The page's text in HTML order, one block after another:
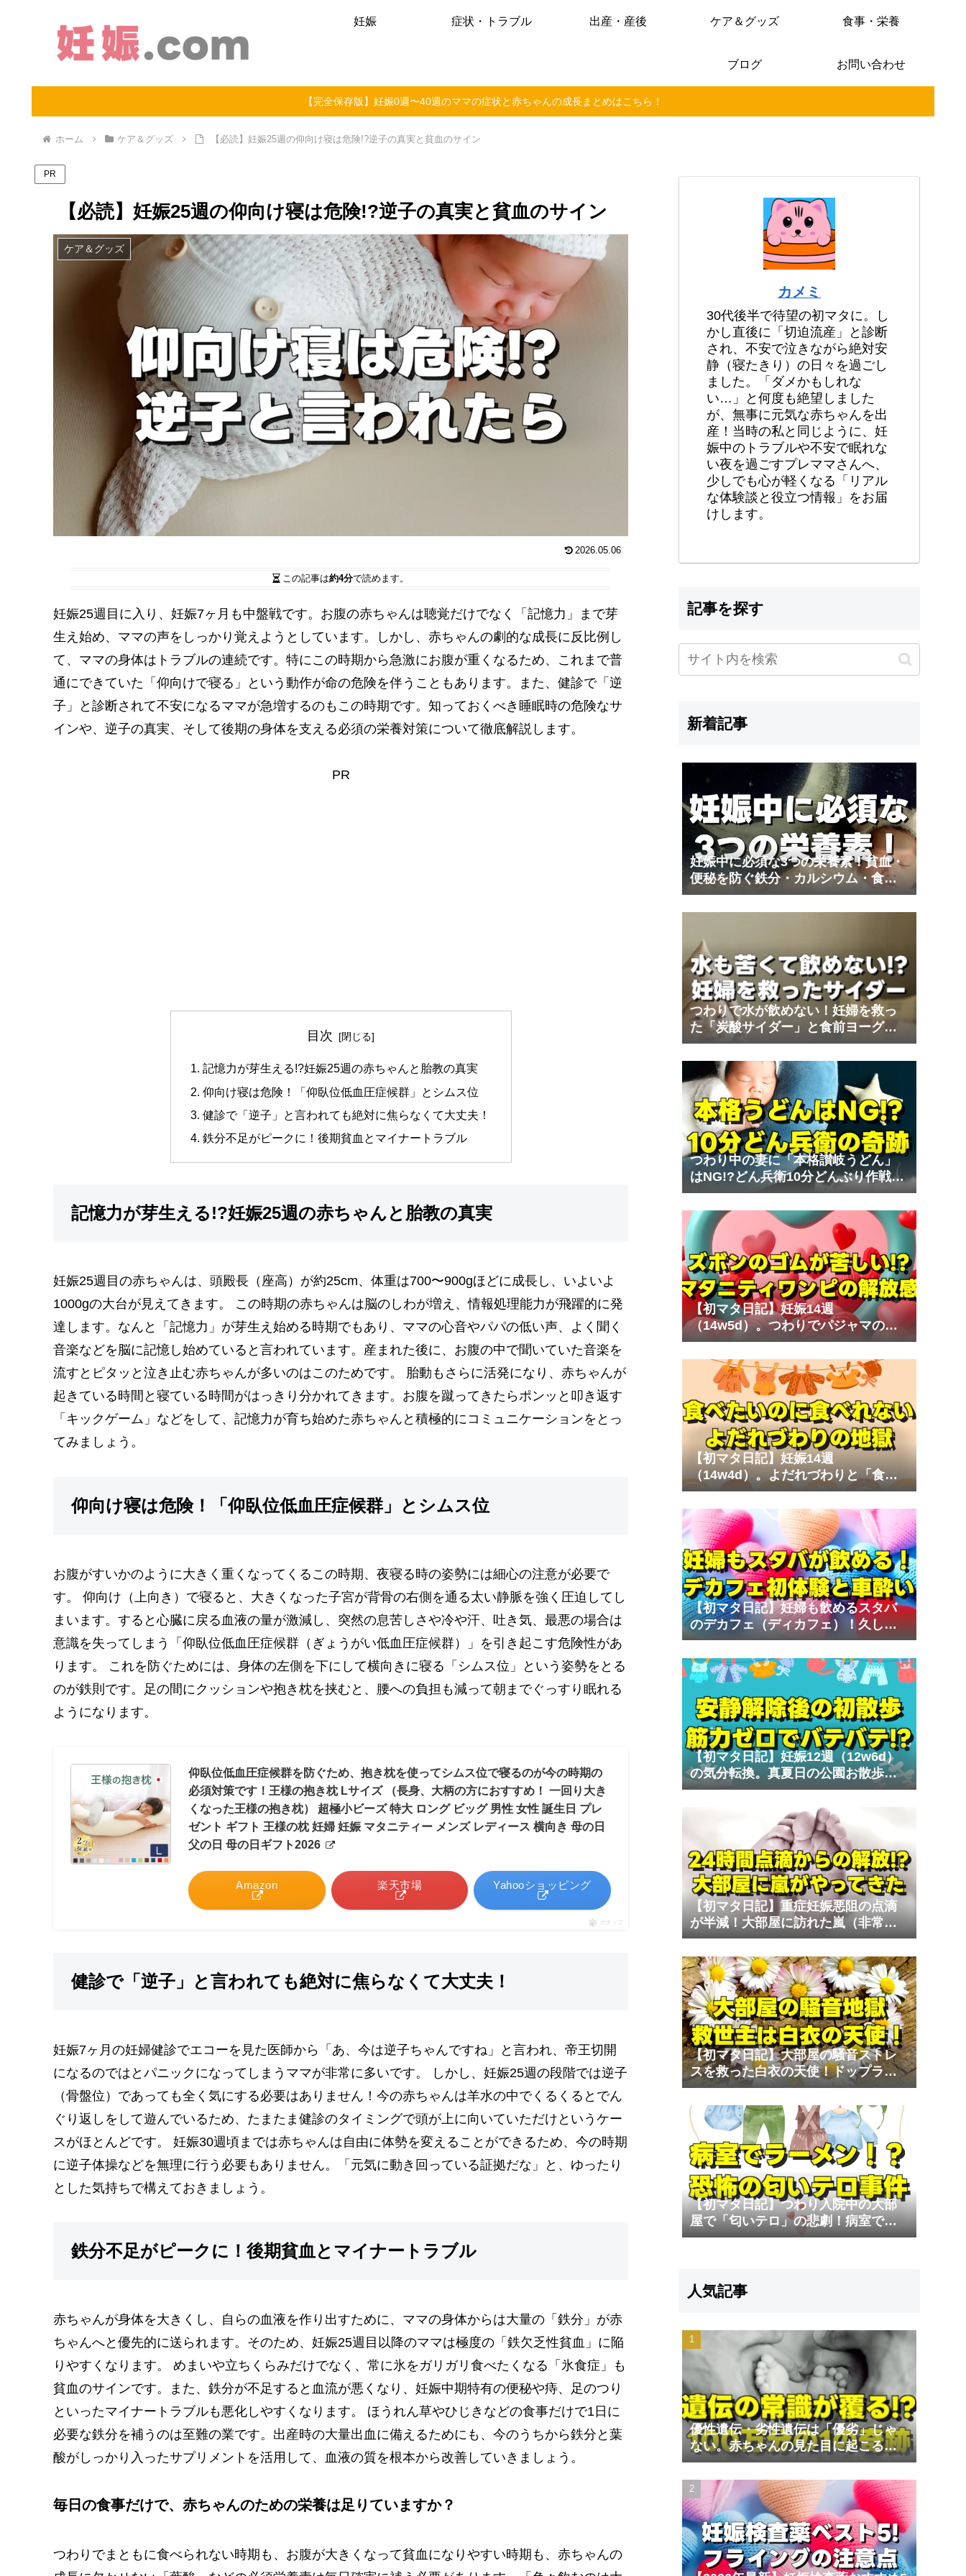
妊娠 症状・トラブル 出産・産後 ケア＆グッズ 食事・栄養
ブログ お問い合わせ
【完全保存版】妊娠0週〜40週のママの症状と赤ちゃんの成長まとめはこちら！
ホーム ケア＆グッズ 【必読】妊娠25週の仰向け寝は危険!?逆子の真実と貧血のサイン
PR
【必読】妊娠25週の仰向け寝は危険!?逆子の真実と貧血のサイン
ケア＆グッズ
2026.05.06
この記事は約4分で読めます。
妊娠25週目に入り、妊娠7ヶ月も中盤戦です。お腹の赤ちゃんは聴覚だけでなく「記憶力」まで芽
生え始め、ママの声をしっかり覚えようとしています。しかし、赤ちゃんの劇的な成長に反比例し
て、ママの身体はトラブルの連続です。特にこの時期から急激にお腹が重くなるため、これまで普
通にできていた「仰向けで寝る」という動作が命の危険を伴うこともあります。また、健診で「逆
子」と診断されて不安になるママが急増するのもこの時期です。知っておくべき睡眠時の危険なサ
インや、逆子の真実、そして後期の身体を支える必須の栄養対策について徹底解説します。
PR
目次
記憶力が芽生える!?妊娠25週の赤ちゃんと胎教の真実
仰向け寝は危険！「仰臥位低血圧症候群」とシムス位
健診で「逆子」と言われても絶対に焦らなくて大丈夫！
鉄分不足がピークに！後期貧血とマイナートラブル
記憶力が芽生える!?妊娠25週の赤ちゃんと胎教の真実
妊娠25週目の赤ちゃんは、頭殿長（座高）が約25cm、体重は700〜900gほどに成長し、いよいよ
1000gの大台が見えてきます。 この時期の赤ちゃんは脳のしわが増え、情報処理能力が飛躍的に発
達します。なんと「記憶力」が芽生え始める時期でもあり、ママの心音やパパの低い声、よく聞く
音楽などを脳に記憶し始めていると言われています。産まれた後に、お腹の中で聞いていた音楽を
流すとピタッと泣き止む赤ちゃんが多いのはこのためです。 胎動もさらに活発になり、赤ちゃんが
起きている時間と寝ている時間がはっきり分かれてきます。お腹を蹴ってきたらポンッと叩き返す
「キックゲーム」などをして、記憶力が育ち始めた赤ちゃんと積極的にコミュニケーションをとっ
てみましょう。
仰向け寝は危険！「仰臥位低血圧症候群」とシムス位
お腹がすいかのように大きく重くなってくるこの時期、夜寝る時の姿勢には細心の注意が必要で
す。 仰向け（上向き）で寝ると、大きくなった子宮が背骨の右側を通る太い静脈を強く圧迫してし
まいます。すると心臓に戻る血液の量が激減し、突然の息苦しさや冷や汗、吐き気、最悪の場合は
意識を失ってしまう「仰臥位低血圧症候群（ぎょうがい低血圧症候群）」を引き起こす危険性があ
ります。 これを防ぐためには、身体の左側を下にして横向きに寝る「シムス位」という姿勢をとる
のが鉄則です。足の間にクッションや抱き枕を挟むと、腰への負担も減って朝までぐっすり眠れる
ようになります。
仰臥位低血圧症候群を防ぐため、抱き枕を使ってシムス位で寝るのが今の時期の
必須対策です！王様の抱き枕 Lサイズ （長身、大柄の方におすすめ！ 一回り大き
くなった王様の抱き枕） 超極小ビーズ 特大 ロング ビッグ 男性 女性 誕生日 プレ
ゼント ギフト 王様の枕 妊婦 妊娠 マタニティー メンズ レディース 横向き 母の日
父の日 母の日ギフト2026
Amazon 楽天市場 Yahooショッピング
ポチップ
健診で「逆子」と言われても絶対に焦らなくて大丈夫！
妊娠7ヶ月の妊婦健診でエコーを見た医師から「あ、今は逆子ちゃんですね」と言われ、帝王切開
になるのではとパニックになってしまうママが非常に多いです。 しかし、妊娠25週の段階では逆子
（骨盤位）であっても全く気にする必要はありません！今の赤ちゃんは羊水の中でくるくるとでん
ぐり返しをして遊んでいるため、たまたま健診のタイミングで頭が上に向いていただけというケー
スがほとんどです。 妊娠30週頃までは赤ちゃんは自由に体勢を変えることができるため、今の時期
に逆子体操などを無理に行う必要もありません。「元気に動き回っている証拠だな」と、ゆったり
とした気持ちで構えておきましょう。
鉄分不足がピークに！後期貧血とマイナートラブル
赤ちゃんが身体を大きくし、自らの血液を作り出すために、ママの身体からは大量の「鉄分」が赤
ちゃんへと優先的に送られます。そのため、妊娠25週目以降のママは極度の「鉄欠乏性貧血」に陥
りやすくなります。 めまいや立ちくらみだけでなく、常に氷をガリガリ食べたくなる「氷食症」も
貧血のサインです。また、鉄分が不足すると血流が悪くなり、妊娠中期特有の便秘や痔、足のつり
といったマイナートラブルも悪化しやすくなります。 ほうれん草やひじきなどの食事だけで1日に
必要な鉄分を補うのは至難の業です。出産時の大量出血に備えるためにも、今のうちから鉄分と葉
酸がしっかり入ったサプリメントを活用して、血液の質を根本から改善していきましょう。
毎日の食事だけで、赤ちゃんのための栄養は足りていますか？
つわりでまともに食べられない時期も、お腹が大きくなって貧血になりやすい時期も、赤ちゃんの
カメミ
30代後半で待望の初マタに。し
かし直後に「切迫流産」と診断
され、不安で泣きながら絶対安
静（寝たきり）の日々を過ごし
ました。「ダメかもしれな
い…」と何度も絶望しました
が、無事に元気な赤ちゃんを出
産！当時の私と同じように、妊
娠中のトラブルや不安で眠れな
い夜を過ごすプレママさんへ、
少しでも心が軽くなる「リアル
な体験談と役立つ情報」をお届
けします。
記事を探す
新着記事
妊娠中に必須な3つの栄養素！貧血・
便秘を防ぐ鉄分・カルシウム・食物
繊維｜夫の妊娠体験記③
つわりで水が飲めない！妊婦を救っ
た「炭酸サイダー」と食前ヨーグル
ト｜夫の妊娠体験記⑨
つわり中の妻に「本格讃岐うどん」
はNG!?どん兵衛10分どんぶり作戦の
奇跡｜夫の妊娠体験記⑧
【初マタ日記】妊娠14週
（14w5d）。つわりでパジャマのゴ
ムが苦しい！ストレスフリーなマタ
ニティワンピ
【初マタ日記】妊娠14週
（14w4d）。よだれづわりと「食べ
たいのに食べられない」心の叫び
【初マタ日記】妊婦も飲めるスタバ
のデカフェ（ディカフェ）！久しぶ
りの外出で車酔いの試練
【初マタ日記】妊娠12週（12w6d）
の気分転換。真夏日の公園お散歩で
気づいた体力不足
【初マタ日記】重症妊娠悪阻の点滴
が半減！大部屋に訪れた嵐（非常識
な家族）と退院のリアル
【初マタ日記】大部屋の騒音ストレ
スを救った白衣の天使！ドップラー
心音計の至福
【初マタ日記】つわり入院中の大部
屋で「匂いテロ」の悲劇！病室でラ
ーメンは勘弁して
人気記事
優性遺伝・劣性遺伝は「優劣」じゃ
ない。赤ちゃんの見た目に起こる遺
伝の不思議